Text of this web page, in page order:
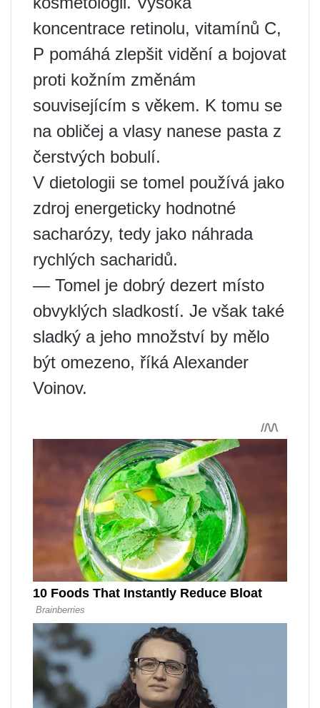
koncentrace retinolu, vitamínů C,
P pomáhá zlepšit vidění a bojovat
proti kožním změnám
souvisejícím s věkem. K tomu se
na obličej a vlasy nanese pasta z
čerstvých bobulí.
V dietologii se tomel používá jako
zdroj energeticky hodnotné
sacharózy, tedy jako náhrada
rychlých sacharidů.
— Tomel je dobrý dezert místo
obvyklých sladkostí. Je však také
sladký a jeho množství by mělo
být omezeno, říká Alexander
Voinov.